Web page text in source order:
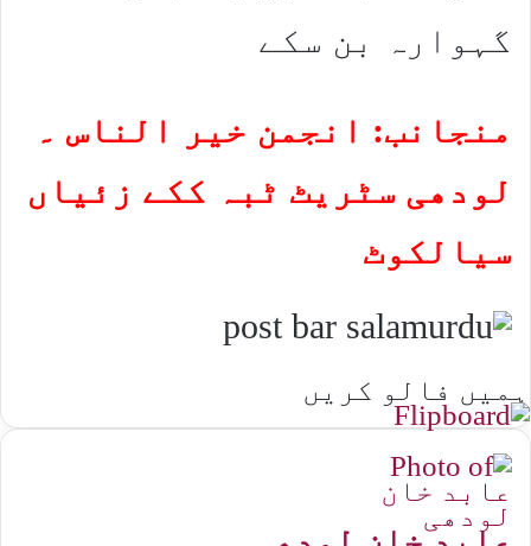
گہوارہ بن سکے
منجانب: انجمن خیر الناس ۔
لودھی سٹریٹ ٹبہ ککے زئیاں
سیالکوٹ
ہمیں فالو کریں